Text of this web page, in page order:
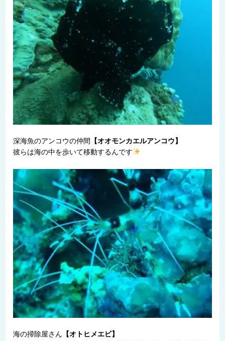
深海魚のアンコウの仲間
【オオモンカエルアンコウ】
彼らは海の中を歩いて移動するんです
海の掃除屋さん 【オトヒメエビ】